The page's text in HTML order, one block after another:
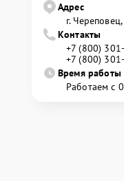
Адрес
г.
Контакты
+7 (800)
+7 (800)
Время работы
Работаем с